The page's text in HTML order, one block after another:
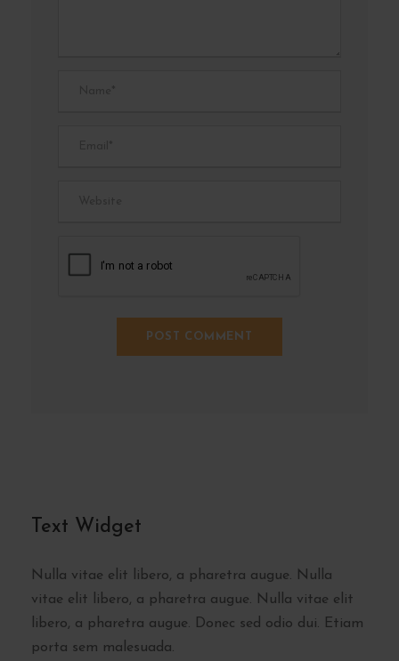
Text Widget
Nulla vitae elit libero, a pharetra augue. Nulla
vitae elit libero, a pharetra augue. Nulla vitae elit
libero, a pharetra augue. Donec sed odio dui. Etiam
porta sem malesuada.